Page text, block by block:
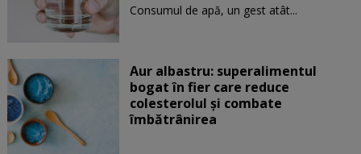
Consumul de apă, un gest atât...
Aur albastru: superalimentul
bogat în fier care reduce
colesterolul și combate
îmbătrânirea